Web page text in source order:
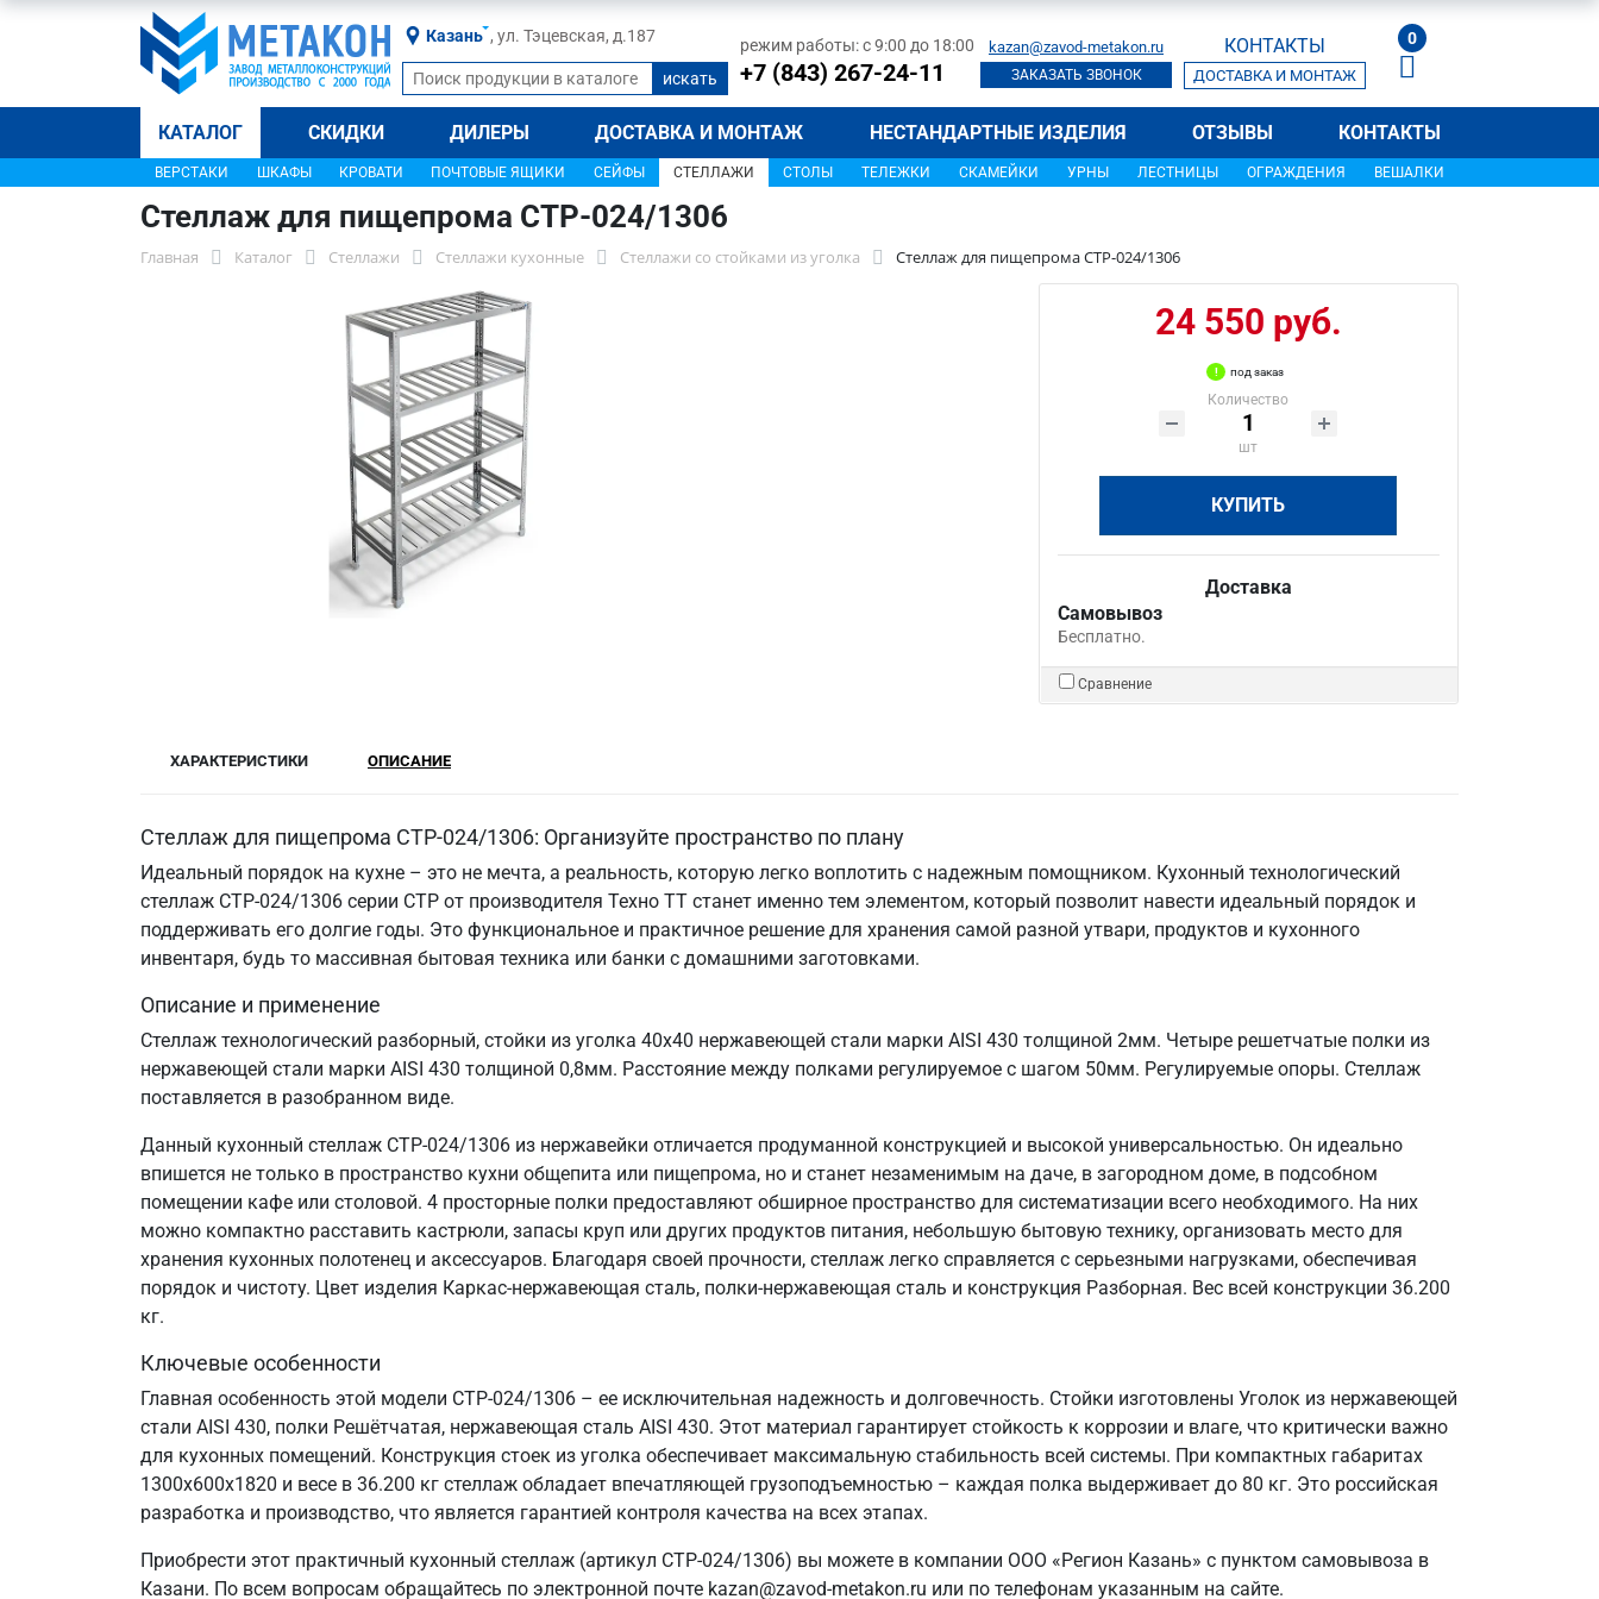
Казань , ул. Тэцевская, д.187 режим работы: с 9:00 до 18:00
+7 (843) 267-24-11
kazan@zavod-metakon.ru
ЗАКАЗАТЬ ЗВОНОК
КОНТАКТЫ
ДОСТАВКА И МОНТАЖ
0
КАТАЛОГ СКИДКИ ДИЛЕРЫ ДОСТАВКА И МОНТАЖ НЕСТАНДАРТНЫЕ ИЗДЕЛИЯ ОТЗЫВЫ КОНТАКТЫ
ВЕРСТАКИ ШКАФЫ КРОВАТИ ПОЧТОВЫЕ ЯЩИКИ СЕЙФЫ СТЕЛЛАЖИ СТОЛЫ ТЕЛЕЖКИ СКАМЕЙКИ УРНЫ ЛЕСТНИЦЫ ОГРАЖДЕНИЯ ВЕШАЛКИ
Стеллаж для пищепрома СТР-024/1306
Главная Каталог Стеллажи Стеллажи кухонные Стеллажи со стойками из уголка Стеллаж для пищепрома СТР-024/1306
24 550 руб.
под заказ
Количество
шт
КУПИТЬ
Доставка
Самовывоз
Бесплатно.
Сравнение
ХАРАКТЕРИСТИКИ ОПИСАНИЕ
Стеллаж для пищепрома СТР-024/1306: Организуйте пространство по плану
Идеальный порядок на кухне – это не мечта, а реальность, которую легко воплотить с надежным помощником. Кухонный технологический
стеллаж СТР-024/1306 серии СТР от производителя Техно ТТ станет именно тем элементом, который позволит навести идеальный порядок и
поддерживать его долгие годы. Это функциональное и практичное решение для хранения самой разной утвари, продуктов и кухонного
инвентаря, будь то массивная бытовая техника или банки с домашними заготовками.
Описание и применение
Стеллаж технологический разборный, стойки из уголка 40х40 нержавеющей стали марки AISI 430 толщиной 2мм. Четыре решетчатые полки из
нержавеющей стали марки AISI 430 толщиной 0,8мм. Расстояние между полками регулируемое с шагом 50мм. Регулируемые опоры. Стеллаж
поставляется в разобранном виде.
Данный кухонный стеллаж СТР-024/1306 из нержавейки отличается продуманной конструкцией и высокой универсальностью. Он идеально
впишется не только в пространство кухни общепита или пищепрома, но и станет незаменимым на даче, в загородном доме, в подсобном
помещении кафе или столовой. 4 просторные полки предоставляют обширное пространство для систематизации всего необходимого. На них
можно компактно расставить кастрюли, запасы круп или других продуктов питания, небольшую бытовую технику, организовать место для
хранения кухонных полотенец и аксессуаров. Благодаря своей прочности, стеллаж легко справляется с серьезными нагрузками, обеспечивая
порядок и чистоту. Цвет изделия Каркас-нержавеющая сталь, полки-нержавеющая сталь и конструкция Разборная. Вес всей конструкции 36.200
кг.
Ключевые особенности
Главная особенность этой модели СТР-024/1306 – ее исключительная надежность и долговечность. Стойки изготовлены Уголок из нержавеющей
стали AISI 430, полки Решётчатая, нержавеющая сталь AISI 430. Этот материал гарантирует стойкость к коррозии и влаге, что критически важно
для кухонных помещений. Конструкция стоек из уголка обеспечивает максимальную стабильность всей системы. При компактных габаритах
1300х600х1820 и весе в 36.200 кг стеллаж обладает впечатляющей грузоподъемностью – каждая полка выдерживает до 80 кг. Это российская
разработка и производство, что является гарантией контроля качества на всех этапах.
Приобрести этот практичный кухонный стеллаж (артикул СТР-024/1306) вы можете в компании ООО «Регион Казань» с пунктом самовывоза в
Казани. По всем вопросам обращайтесь по электронной почте kazan@zavod-metakon.ru или по телефонам указанным на сайте.